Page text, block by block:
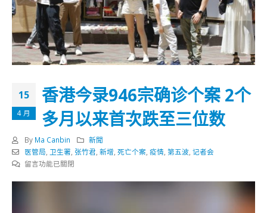
15
4 月
香港今录946宗确诊个案 2个
多月以来首次跌至三位数
By Ma Canbin
新聞
医管局 卫生署 张竹君 新增 死亡个案 疫情, 第五波 记者会
在
留言功能已關閉